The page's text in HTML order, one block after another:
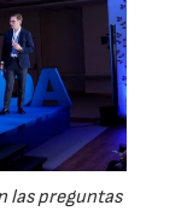
las preguntas